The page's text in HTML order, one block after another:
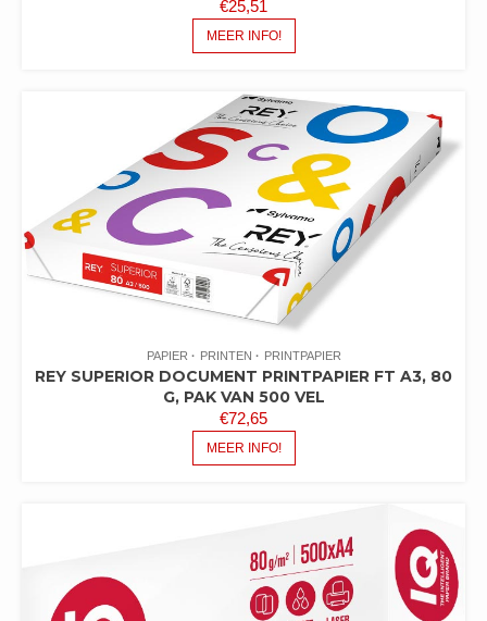
€25,51
MEER INFO!
PAPIER PRINTEN PRINTPAPIER
REY SUPERIOR DOCUMENT PRINTPAPIER FT A3, 80
G, PAK VAN 500 VEL
€72,65
MEER INFO!